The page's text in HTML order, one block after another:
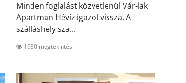
Minden foglalást közvetlenül Vár-lak
Apartman Hévíz igazol vissza. A
szálláshely sza...
1930 megtekintés